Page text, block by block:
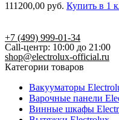
111200,00 руб. Купить в 1
+7 (499) 999-01-34
Call-центр: 10:00 до 21:00
shop@electrolux-official.ru
Категории товаров
Вакууматоры
Варочные панели
Винные шкафы